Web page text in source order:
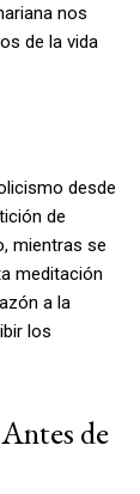
nos
de la vida
desde
de
mientras se
meditación
a la
los
de